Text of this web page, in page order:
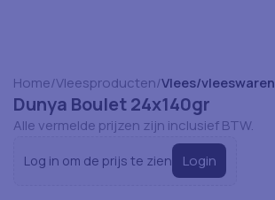
Home Vleesproducten Vlees/vleeswaren
Dunya Boulet 24x140gr
Alle vermelde prijzen zijn inclusief BTW.
Log in om de prijs te zien Login